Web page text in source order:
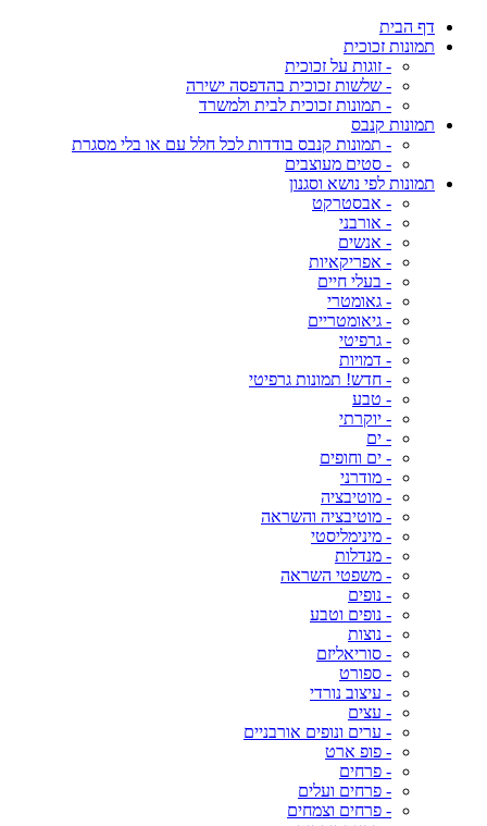
דף הבית
תמונות זכוכית
- זוגות על זכוכית
- שלשות זכוכית בהדפסה ישירה
- תמונות זכוכית לבית ולמשרד
תמונות קנבס
- תמונות קנבס בודדות לכל חלל עם או בלי מסגרת
- סטים מעוצבים
תמונות לפי נושא וסגנון
- אבסטרקט
- אורבני
- אנשים
- אפריקאיות
- בעלי חיים
- גאומטרי
- גיאומטריים
- גרפיטי
- דמויות
- חדש! תמונות גרפיטי
- טבע
- יוקרתי
- ים
- ים וחופים
- מודרני
- מוטיבציה
- מוטיבציה והשראה
- מינימליסטי
- מנדלות
- משפטי השראה
- נופים
- נופים וטבע
- נוצות
- סוריאליזם
- ספורט
- עיצוב נורדי
- עצים
- ערים ונופים אורבניים
- פופ ארט
- פרחים
- פרחים ועלים
- פרחים וצמחים